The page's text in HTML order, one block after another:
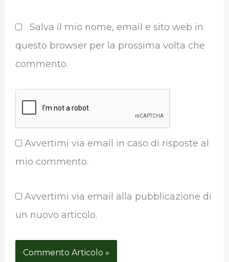
Salva il mio nome, email e sito web in
questo browser per la prossima volta che
commento.
Avvertimi via email in caso di risposte al
mio commento.
Avvertimi via email alla pubblicazione di
un nuovo articolo.